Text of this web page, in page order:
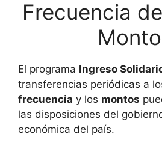
Frecuencia
El programa Ingreso
transferencias periódicas a
frecuencia y los montos
las disposiciones del
económica del país.